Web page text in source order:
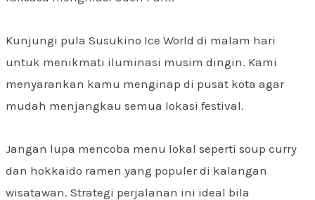
Kunjungi pula Susukino Ice World di malam hari
untuk menikmati iluminasi musim dingin. Kami
menyarankan kamu menginap di pusat kota agar
mudah menjangkau semua lokasi festival.
Jangan lupa mencoba menu lokal seperti soup curry
dan hokkaido ramen yang populer di kalangan
wisatawan. Strategi perjalanan ini ideal bila